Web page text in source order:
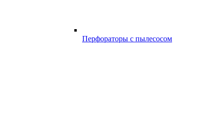
Перфораторы с пылесосом